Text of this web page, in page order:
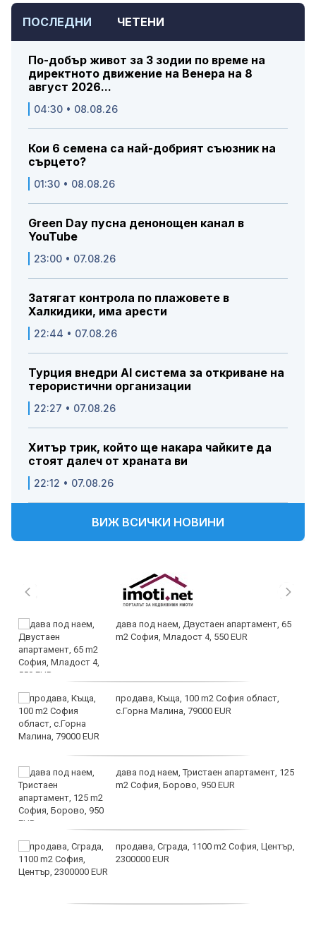
ПОСЛЕДНИ ЧЕТЕНИ
По-добър живот за 3 зодии по време на
директното движение на Венера на 8
август 2026...
04:30 • 08.08.26
Кои 6 семена са най-добрият съюзник на
сърцето?
01:30 • 08.08.26
Green Day пусна денонощен канал в
YouTube
23:00 • 07.08.26
Затягат контрола по плажовете в
Халкидики, има арести
22:44 • 07.08.26
Турция внедри AI система за откриване на
терористични организации
22:27 • 07.08.26
Хитър трик, който ще накара чайките да
стоят далеч от храната ви
22:12 • 07.08.26
ВИЖ ВСИЧКИ НОВИНИ
дава под наем, Двустаен апартамент, 65
m2 София, Младост 4, 550 EUR
продава, Къща, 100 m2 София област,
с.Горна Малина, 79000 EUR
дава под наем, Тристаен апартамент, 125
m2 София, Борово, 950 EUR
продава, Сграда, 1100 m2 София, Център,
2300000 EUR